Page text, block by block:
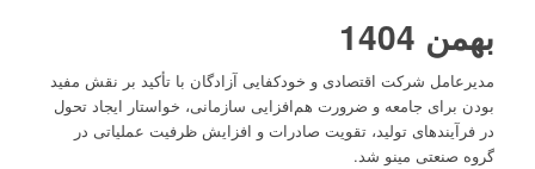
بهمن 1404
مدیرعامل شرکت اقتصادی و خودکفایی آزادگان با تأکید بر نقش مفید
بودن برای جامعه و ضرورت هم‌افزایی سازمانی، خواستار ایجاد تحول
در فرآیندهای تولید، تقویت صادرات و افزایش ظرفیت عملیاتی در
گروه صنعتی مینو شد.